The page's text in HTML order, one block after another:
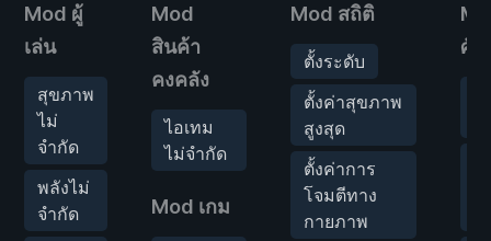
Mod ผู้
เล่น
สุขภาพ
ไม่
จำกัด
พลังไม่
จำกัด
Mod
สินค้า
คงคลัง
ไอเทม
ไม่จำกัด
Mod เกม
Mod สถิติ
ตั้งระดับ
ตั้งค่าสุขภาพ
สูงสุด
ตั้งค่าการ
โจมตีทาง
กายภาพ
ศัต